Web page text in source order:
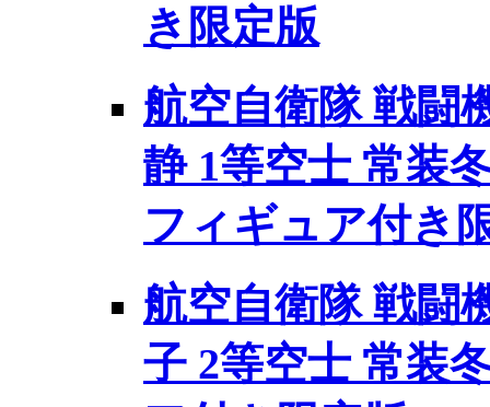
き限定版
航空自衛隊 戦闘
静 1等空士 常装
フィギュア付き
航空自衛隊 戦闘
子 2等空士 常装